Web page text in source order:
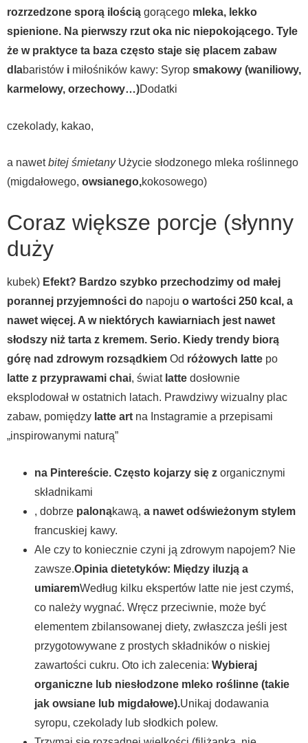
rozrzedzone sporą ilością gorącego mleka, lekko
spienione. Na pierwszy rzut oka nic niepokojącego. Tyle
że w praktyce ta baza często staje się placem zabaw
dlabaristów i miłośników kawy: Syrop smakowy (waniliowy,
karmelowy, orzechowy…)Dodatki
czekolady, kakao,
a nawetbitej śmietanyUżycie słodzonego mleka roślinnego
(migdałowego, owsianego,kokosowego)
Coraz większe porcje (słynny
duży
kubek) Efekt? Bardzo szybko przechodzimy od małej
porannej przyjemności do napoju o wartości 250 kcal, a
nawet więcej. A w niektórych kawiarniach jest nawet
słodszy niż tarta z kremem. Serio. Kiedy trendy biorą
górę nad zdrowym rozsądkiem Od różowych latte po
latte z przyprawami chai, świat latte dosłownie
eksplodował w ostatnich latach. Prawdziwy wizualny plac
zabaw, pomiędzy latte art na Instagramie a przepisami
„inspirowanymi naturą”
na Pintereście. Często kojarzy się z organicznymi
składnikami
, dobrze palonąkawą, a nawet odświeżonym stylem
francuskiej kawy.
Ale czy to koniecznie czyni ją zdrowym napojem? Nie
zawsze.Opinia dietetyków: Między iluzją a
umiaremWedług kilku ekspertów latte nie jest czymś,
co należy wygnać. Wręcz przeciwnie, może być
elementem zbilansowanej diety, zwłaszcza jeśli jest
przygotowywane z prostych składników o niskiej
zawartości cukru. Oto ich zalecenia: Wybieraj
organiczne lub niesłodzone mleko roślinne (takie
jak owsiane lub migdałowe).Unikaj dodawania
syropu, czekolady lub słodkich polew.